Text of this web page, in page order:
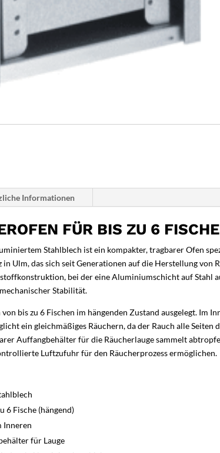
Informationen
FÜR BIS ZU 6
Stahlblech ist ein kompakter, tragbarer Ofen
Ulm, das sich seit Generationen auf die Herstellung
bei der eine Aluminiumschicht auf
Stabilität.
bis zu 6 Fischen im hängenden Zustand ausgelegt. Im
ein gleichmäßiges Räuchern, da der Rauch alle
Auffangbehälter für die Räucherlauge sammelt
Luftzufuhr für den Räucherprozess ermöglichen.
6 Fische (hängend)
Inneren
für Lauge